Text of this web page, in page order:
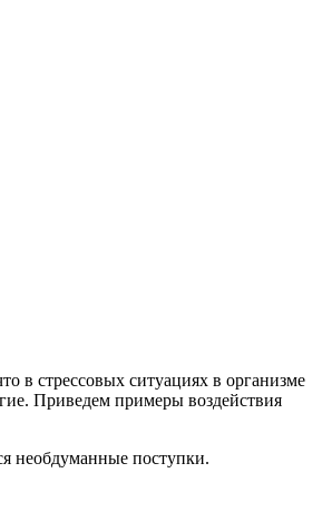
в стрессовых ситуациях в организме
Приведем примеры воздействия
необдуманные поступки.